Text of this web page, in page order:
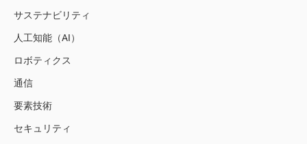
サステナビリティ
人工知能（AI）
ロボティクス
通信
要素技術
セキュリティ